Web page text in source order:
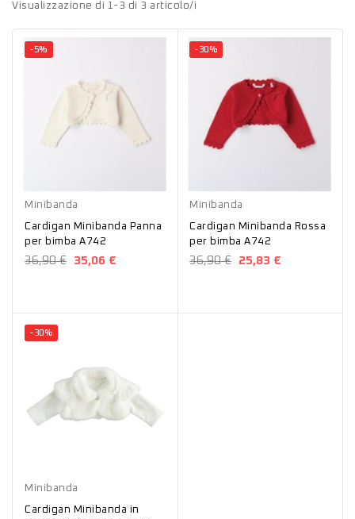
Visualizzazione di 1-3 di 3 articolo/i
-5%
Minibanda
Cardigan Minibanda Panna
per bimba A742
36,90 € 35,06 €
-30%
Minibanda
Cardigan Minibanda Rossa
per bimba A742
36,90 € 25,83 €
-30%
Minibanda
Cardigan Minibanda in